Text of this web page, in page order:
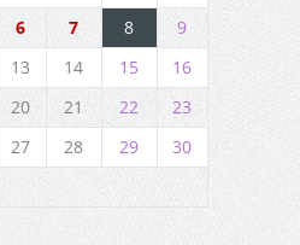
6 7 8
9
13 14 15
16
20 21 22
23
27 28 29
30